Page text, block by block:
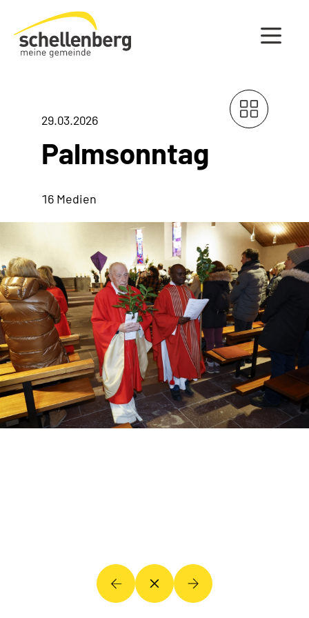
Gemeinde Schellenberg Startseite
29.03.2026
Palmsonntag
16 Medien